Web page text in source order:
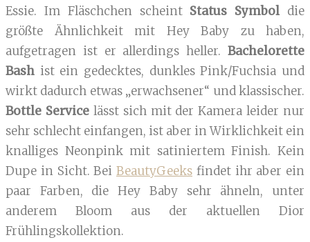
Essie. Im Fläschchen scheint Status Symbol die
größte Ähnlichkeit mit Hey Baby zu haben,
aufgetragen ist er allerdings heller. Bachelorette
Bash ist ein gedecktes, dunkles Pink/Fuchsia und
wirkt dadurch etwas „erwachsener“ und klassischer.
Bottle Servicelässt sich mit der Kamera leider nur
sehr schlecht einfangen, ist aber in Wirklichkeit ein
knalliges Neonpink mit satiniertem Finish. Kein
Dupe in Sicht. Bei BeautyGeeks findet ihr aber ein
paar Farben, die Hey Baby sehr ähneln, unter
anderem Bloom aus der aktuellen Dior
Frühlingskollektion.